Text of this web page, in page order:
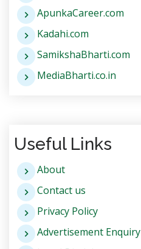
ApunkaCareer.com
Kadahi.com
SamikshaBharti.com
MediaBharti.co.in
Useful Links
About
Contact us
Privacy Policy
Advertisement Enquiry